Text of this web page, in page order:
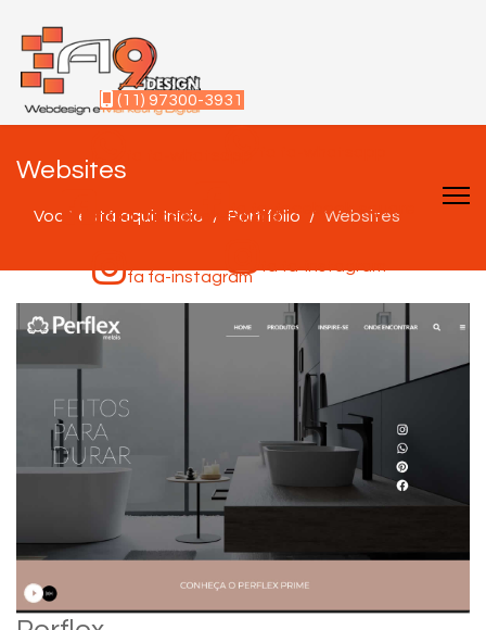
(11) 97300-3931
fa fa-facebook-square
fa fa-instagram
fa fa-facebook-square
Websites
Você está aqui: Início Portifólio Websites